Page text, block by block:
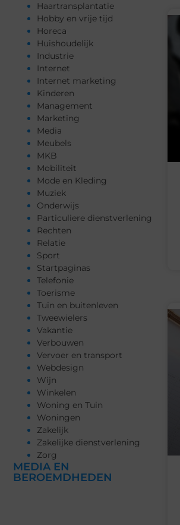
Haartransplantatie
Hobby en vrije tijd
Horeca
Huishoudelijk
Industrie
Internet
Internet marketing
Kinderen
Management
Marketing
Media
Meubels
MKB
Mobiliteit
Mode en Kleding
Muziek
Onderwijs
Particuliere dienstverlening
Rechten
Relatie
Sport
Startpaginas
Telefonie
Toerisme
Tuin en buitenleven
Tweewielers
Vakantie
Verbouwen
Vervoer en transport
Webdesign
Wijn
Winkelen
Woning en Tuin
Woningen
Zakelijk
Zakelijke dienstverlening
Zorg
MEDIA EN
BEROEMDHEDEN